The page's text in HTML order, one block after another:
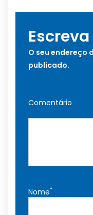
O seu endereço
publicado.
Comentário
Nome*